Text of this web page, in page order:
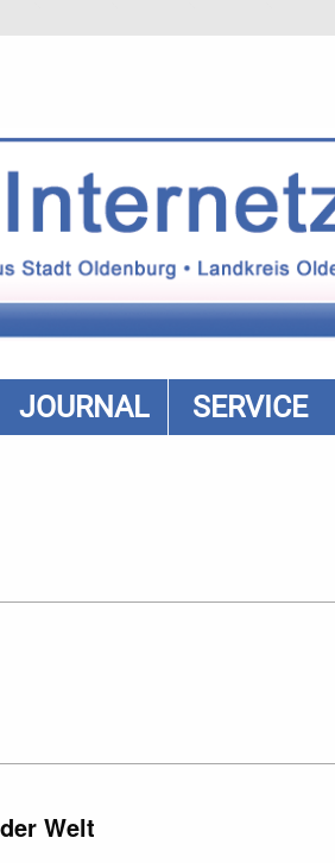
JOURNAL SERVICE
Welt